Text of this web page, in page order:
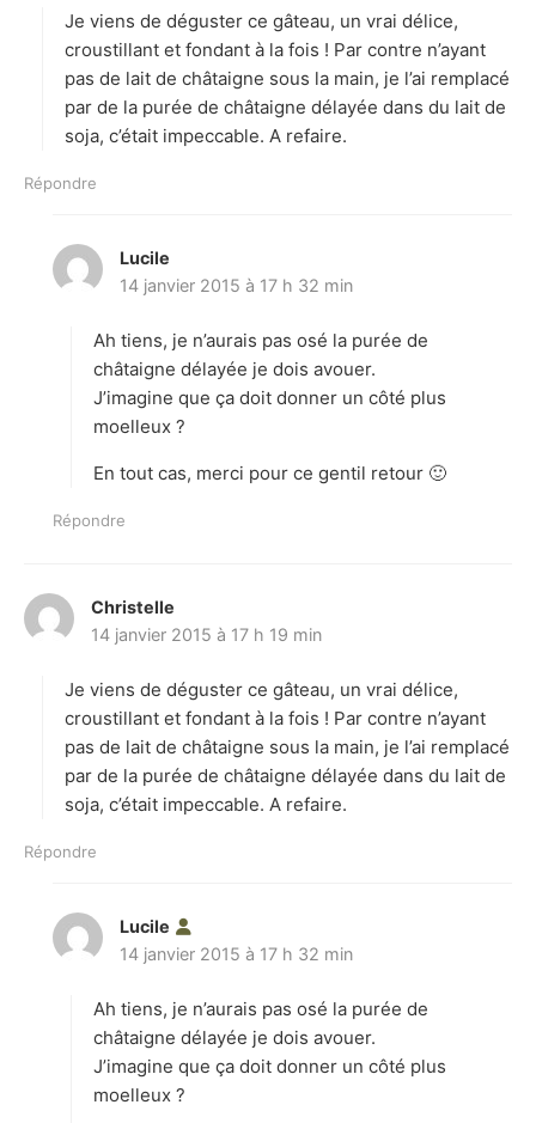
:
Je viens de déguster ce gâteau, un vrai délice,
croustillant et fondant à la fois ! Par contre n’ayant
pas de lait de châtaigne sous la main, je l’ai remplacé
par de la purée de châtaigne délayée dans du lait de
soja, c’était impeccable. A refaire.
Répondre
Lucile
i
:
14 janvier 2015 à 17 h 32 min
Ah tiens, je n’aurais pas osé la purée de
châtaigne délayée je dois avouer.
J’imagine que ça doit donner un côté plus
moelleux ?
En tout cas, merci pour ce gentil retour 🙂
Répondre
Christelle
i
:
14 janvier 2015 à 17 h 19 min
Je viens de déguster ce gâteau, un vrai délice,
croustillant et fondant à la fois ! Par contre n’ayant
pas de lait de châtaigne sous la main, je l’ai remplacé
par de la purée de châtaigne délayée dans du lait de
soja, c’était impeccable. A refaire.
Répondre
Lucile
:
14 janvier 2015 à 17 h 32 min
Ah tiens, je n’aurais pas osé la purée de
châtaigne délayée je dois avouer.
J’imagine que ça doit donner un côté plus
moelleux ?